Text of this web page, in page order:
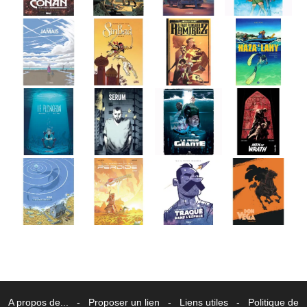
A propos de... - Proposer un lien - Liens utiles - Politique de